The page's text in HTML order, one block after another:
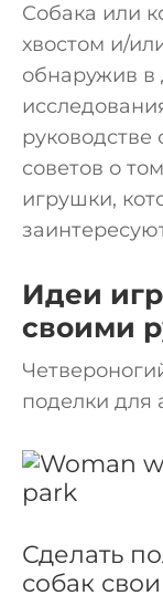
Собака или
хвостом и/
обнаружив в
руководстве
советов о
игрушки,
Идеи
своими
поделки для
Сделать
собак